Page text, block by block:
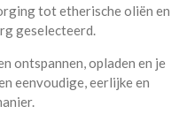
tot etherische oliën en
geselecteerd.
ontspannen, opladen en je
eenvoudige, eerlijke en